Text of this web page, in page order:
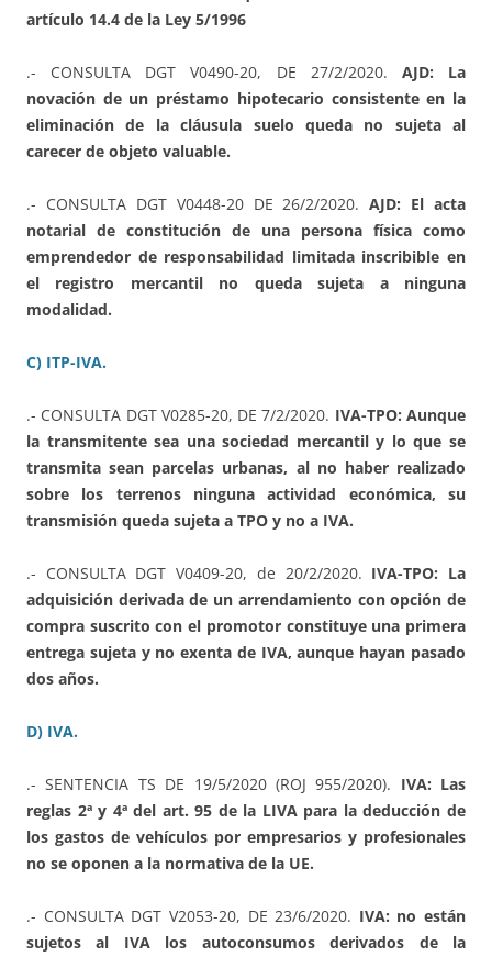
artículo 14.4 de la Ley 5/1996
.- CONSULTA DGT V0490-20, DE 27/2/2020. AJD: La
novación de un préstamo hipotecario consistente en la
eliminación de la cláusula suelo queda no sujeta al
carecer de objeto valuable.
.- CONSULTA DGT V0448-20 DE 26/2/2020.AJD: El acta
notarial de constitución de una persona física como
emprendedor de responsabilidad limitada inscribible en
el registro mercantil no queda sujeta a ninguna
modalidad.
C) ITP-IVA.
.- CONSULTA DGT V0285-20, DE 7/2/2020. IVA-TPO: Aunque
la transmitente sea una sociedad mercantil y lo que se
transmita sean parcelas urbanas, al no haber realizado
sobre los terrenos ninguna actividad económica, su
transmisión queda sujeta a TPO y no a IVA.
.- CONSULTA DGT V0409-20, de 20/2/2020. IVA-TPO: La
adquisición derivada de un arrendamiento con opción de
compra suscrito con el promotor constituye una primera
entrega sujeta y no exenta de IVA, aunque hayan pasado
dos años.
D) IVA.
.- SENTENCIA TS DE 19/5/2020 (ROJ 955/2020). IVA: Las
reglas 2ª y 4ª del art. 95 de la LIVA para la deducción de
los gastos de vehículos por empresarios y profesionales
no se oponen a la normativa de la UE.
.- CONSULTA DGT V2053-20, DE 23/6/2020. IVA: no están
sujetos al IVA los autoconsumos derivados de la